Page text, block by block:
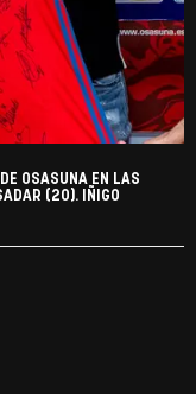
OSASUNA EN LAS
(20). IÑIGO